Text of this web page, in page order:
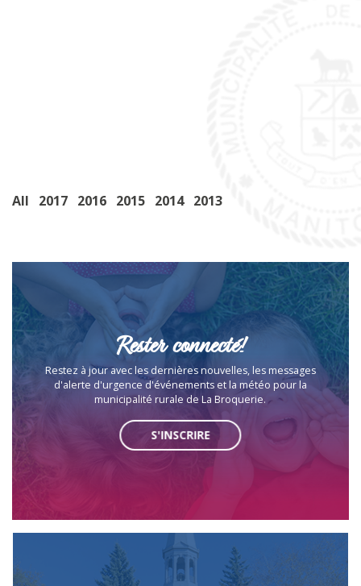
All 2017 2016 2015 2014 2013
Rester connecté!
Restez à jour avec les dernières nouvelles, les messages
d'alerte d'urgence d'événements et la météo pour la
municipalité rurale de La Broquerie.
S'INSCRIRE